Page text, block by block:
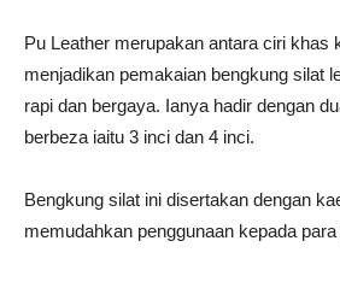
Pu Leather merupakan antara ciri khas
menjadikan pemakaian bengkung silat
rapi dan bergaya. Ianya hadir dengan
berbeza iaitu 3 inci dan 4 inci.
Bengkung silat ini disertakan dengan
memudahkan penggunaan kepada para